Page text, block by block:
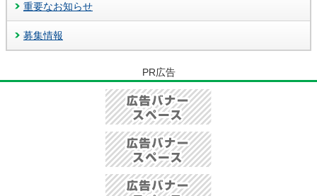
重要なお知らせ
募集情報
PR広告